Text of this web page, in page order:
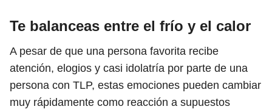
Te balanceas entre el frío y el calor
A pesar de que una persona favorita recibe
atención, elogios y casi idolatría por parte de una
persona con TLP, estas emociones pueden cambiar
muy rápidamente como reacción a supuestos